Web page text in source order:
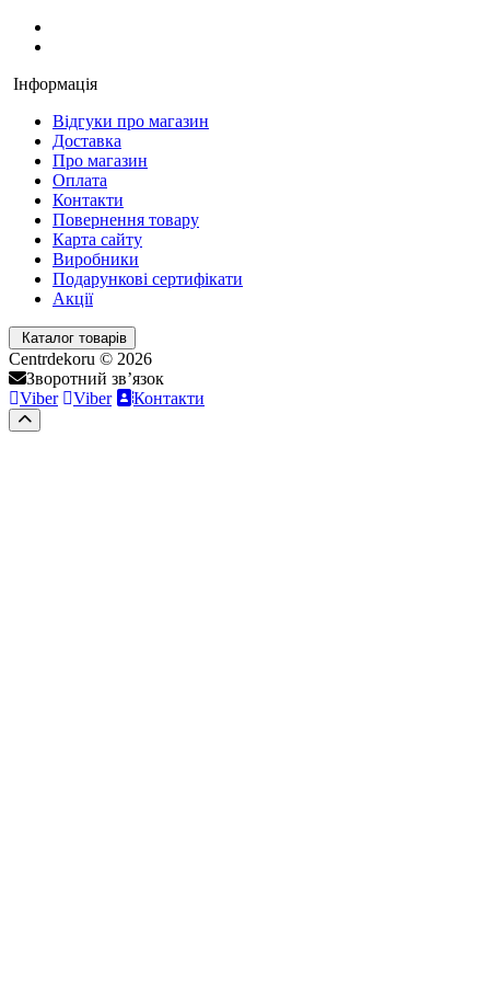
Інформація
Відгуки про магазин
Доставка
Про магазин
Оплата
Контакти
Повернення товару
Карта сайту
Виробники
Подарункові сертифікати
Акції
Каталог товарів
Centrdekoru © 2026
Зворотний зв’язок
Viber
Viber Контакти